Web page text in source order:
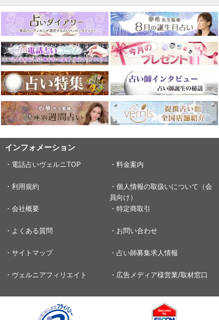
インフォメーション
・電話占いヴェルニTOP ・料金案内
・利用規約
・個人情報の取扱いについて（会
員向け）
・会社概要
・特定商取引
・よくある質問 ・お問い合わせ
・サイトマップ ・占い師募集求人情報
・ヴェルニアフィリエイト ・広告メディア様営業/取材窓口